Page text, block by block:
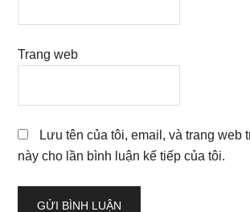
Trang web
Lưu tên của tôi, email, và trang web
này cho lần bình luận kế tiếp của tôi.